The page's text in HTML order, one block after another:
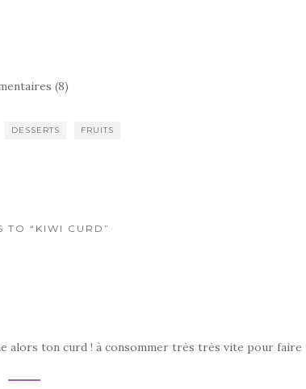
(8)
DESSERTS FRUITS
TO “KIWI CURD”
alors ton curd ! à consommer très très vite pour faire